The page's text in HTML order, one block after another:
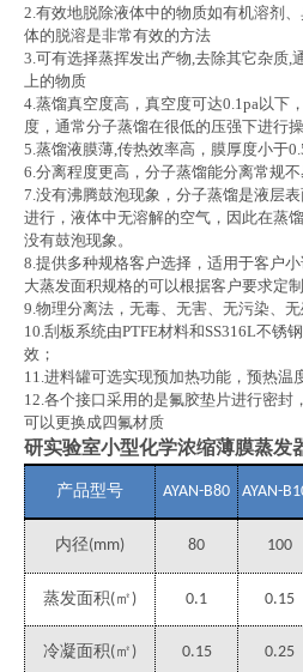
2. 有效地脱除液体中的物质如有机溶剂
体的脱溶是非常有效的方法
3. 可有选择蒸挥发出产物 去除其它杂质
上的物质
4. 蒸馏真空度高，真空度可达0.1pa 以下
度，通常分子蒸馏在很低的压强下进行
5. 蒸馏液膜薄 传热效率高，膜厚度小于
6. 分离程度更高，分子蒸馏能分离常规
7. 没有沸腾鼓泡现象，分子蒸馏是液层
进行，液体中无溶解的空气，因此在蒸
没有鼓泡现象。
8. 提供多种规格客户选择，适用于客户
大蒸发面积规格的可以根据客户要求定制
9. 物理分离法，无毒、无害、无污染、
10. 刮板系统由PTFE材料和SS316L不锈
效；
11. 进料罐可选实现预加热功能，预热温
12. 各个接口采用的是氟胶垫片进行密封
可以更换成四氟材质
研实验室小型化学浓缩薄膜蒸发
产品型号 AYAN-B80 AYAN-
内径(mm) 80 100
蒸发面积( ㎡ ) 0.1 0.15
冷凝面积( ㎡ ) 0.15 0.25